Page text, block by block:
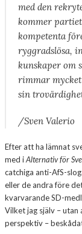
med den
kommer
kompetenta
ryggradslösa,
kunskaper om
rimmar
sin
​/​Sven Valerio
Efter att ha lämnat
med iAlternativ för
catchiga anti-AfS-
eller de andra före
kvarvarande SD-
Vilket jag själv –
perspektiv –